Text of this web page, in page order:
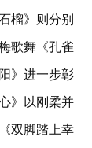
榴》则分别
歌舞《孔雀
》进一步彰
》以刚柔并
双脚踏上幸